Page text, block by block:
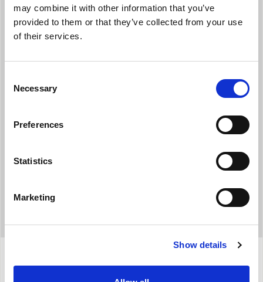
may combine it with other information that you’ve
provided to them or that they’ve collected from your use
of their services.
Selection
Necessary
Preferences
Statistics
Marketing
Show details
2000W CON TECNOLOGIA CERAMICA
La resistenza in ceramica garantisce una diffusione del calore